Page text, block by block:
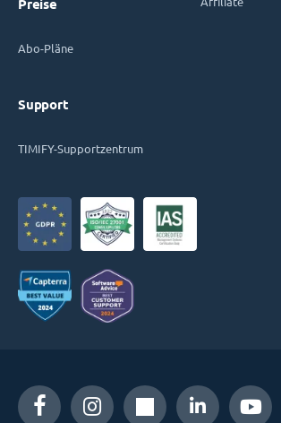
Preise
Abo-Pläne
Support
TIMIFY-Supportzentrum